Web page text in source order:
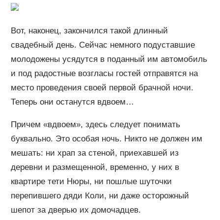
Вот, наконец, закончился такой длинный
свадебный день. Сейчас немного подуставшие
молодожены усядутся в поданный им автомобиль
и под радостные возгласы гостей отправятся на
место проведения своей первой брачной ночи.
Теперь они останутся вдвоем…
Причем «вдвоем», здесь следует понимать
буквально. Это особая ночь. Никто не должен им
мешать: ни храп за стеной, приехавшей из
деревни и размещенной, временно, у них в
квартире тети Нюры, ни пошлые шуточки
перепившего дяди Коли, ни даже осторожный
шепот за дверью их домочадцев.